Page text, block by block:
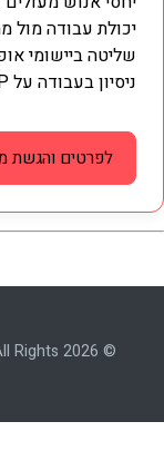
יכולת עבודה מול
שליטה ביישומי
ניסיון בעבודה על SAP יתרון
לפרטים והגשת
All Rights